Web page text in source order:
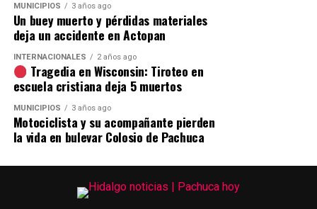
MUNICIPIOS 3 años ago
Un buey muerto y pérdidas materiales
deja un accidente en Actopan
INTERNACIONALES 2 años ago
Tragedia en Wisconsin: Tiroteo en
escuela cristiana deja 5 muertos
MUNICIPIOS 3 años ago
Motociclista y su acompañante pierden
la vida en bulevar Colosio de Pachuca